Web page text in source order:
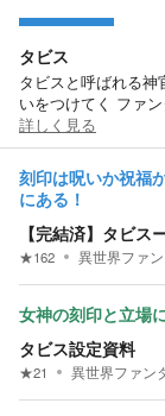
タビス
タビスと呼ばれる
いをつけてく ファ
詳しく見る
刻印は呪いか祝福
にある！
【完結済】タビス
★162 異世界ファ
女神の刻印と立場
タビス設定資料
★21 異世界ファン